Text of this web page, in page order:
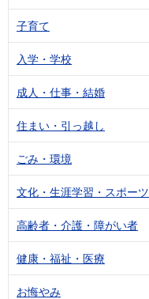
子育て
入学・学校
成人・仕事・結婚
住まい・引っ越し
ごみ・環境
文化・生涯学習・スポーツ
高齢者・介護・障がい者
健康・福祉・医療
お悔やみ